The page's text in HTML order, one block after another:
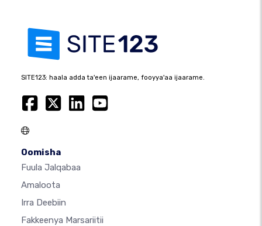
SITE123: haala adda ta'een ijaarame, fooyya'aa ijaarame.
Oomisha
Fuula Jalqabaa
Amaloota
Irra Deebiin
Fakkeenya Marsariitii